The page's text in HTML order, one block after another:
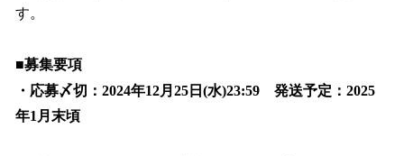
す。
■募集要項
・応募〆切：2024年12月25日(水)23:59 発送予定：2025
年1月末頃